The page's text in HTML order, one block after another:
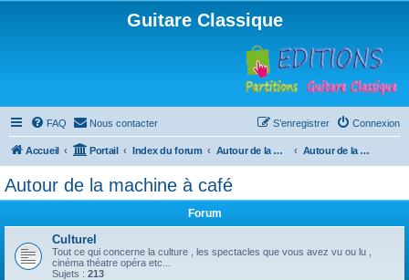
Guitare Classique
FAQ Nous contacter Connexion
S’enregistrer
Accueil Portail Index du forum Autour de la machine à café Autour de la machine à café
Autour de la machine à café
Forum
Culturel
Tout ce qui concerne la culture , les spectacles que vous avez vu ou lu ,
cinéma théatre opéra etc...
Sujets : 213